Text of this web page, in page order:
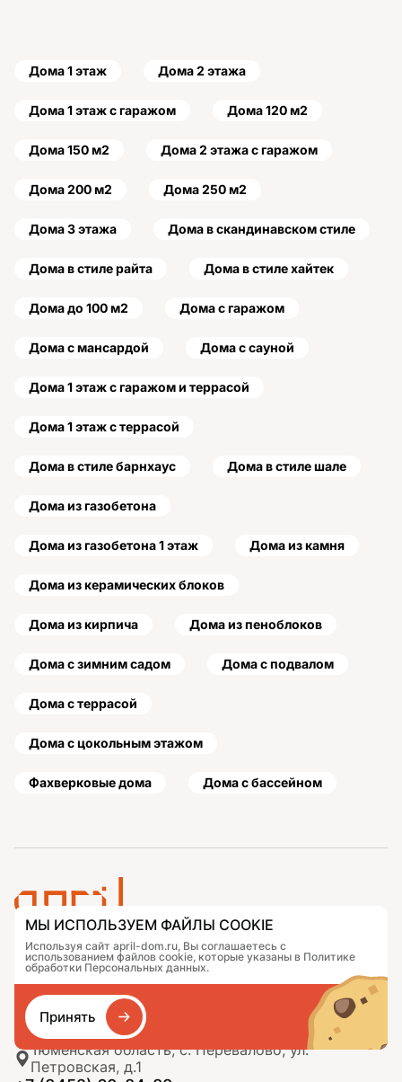
Дома 1 этаж Дома 2 этажа
Дома 1 этаж с гаражом Дома 120 м2
Дома 150 м2 Дома 2 этажа с гаражом
Дома 200 м2 Дома 250 м2
Дома 3 этажа Дома в скандинавском стиле
Дома в стиле райта Дома в стиле хайтек
Дома до 100 м2 Дома с гаражом
Дома с мансардой Дома с сауной
Дома 1 этаж с гаражом и террасой
Дома 1 этаж с террасой
Дома в стиле барнхаус Дома в стиле шале
Дома из газобетона
Дома из газобетона 1 этаж Дома из камня
Дома из керамических блоков
Дома из кирпича Дома из пеноблоков
Дома с зимним садом Дома с подвалом
Дома с террасой
Дома с цокольным этажом
Фахверковые дома Дома с бассейном
Проекты
Подобрать дом
Портфолио
О компании
Сравнение
Контакты
Журнал
Как заказать
Тюменская область, с. Перевалово, ул.
Петровская, д.1
МЫ ИСПОЛЬЗУЕМ ФАЙЛЫ COOKIE
Используя сайт april-dom.ru, Вы соглашаетесь с
использованием файлов cookie, которые указаны в Политике
обработки Персональных данных.
Принять